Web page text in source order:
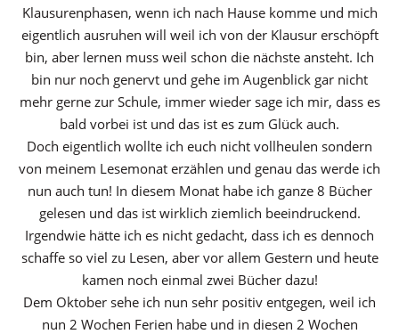
Klausurenphasen, wenn ich nach Hause komme und mich
eigentlich ausruhen will weil ich von der Klausur erschöpft
bin, aber lernen muss weil schon die nächste ansteht. Ich
bin nur noch genervt und gehe im Augenblick gar nicht
mehr gerne zur Schule, immer wieder sage ich mir, dass es
bald vorbei ist und das ist es zum Glück auch.
Doch eigentlich wollte ich euch nicht vollheulen sondern
von meinem Lesemonat erzählen und genau das werde ich
nun auch tun! In diesem Monat habe ich ganze 8 Bücher
gelesen und das ist wirklich ziemlich beeindruckend.
Irgendwie hätte ich es nicht gedacht, dass ich es dennoch
schaffe so viel zu Lesen, aber vor allem Gestern und heute
kamen noch einmal zwei Bücher dazu!
Dem Oktober sehe ich nun sehr positiv entgegen, weil ich
nun 2 Wochen Ferien habe und in diesen 2 Wochen